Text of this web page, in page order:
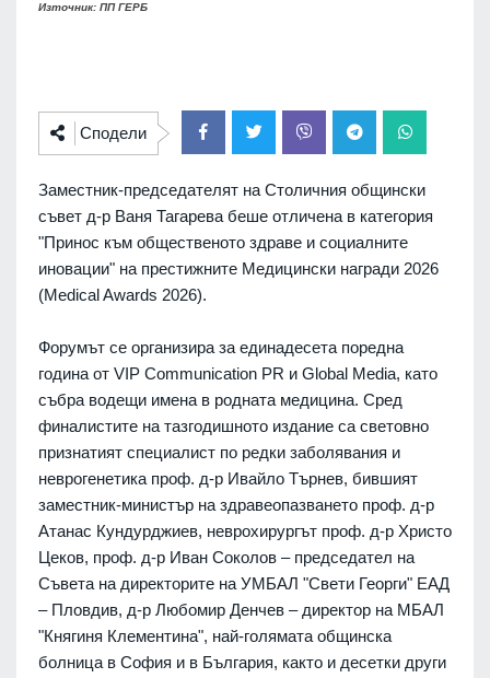
Източник: ПП ГЕРБ
Сподели
Заместник-председателят на Столичния общински
съвет д-р Ваня Тагарева беше отличена в категория
"Принос към общественото здраве и социалните
иновации" на престижните Медицински награди 2026
(Medical Awards 2026).
Форумът се организира за единадесета поредна
година от VIP Communication PR и Global Media, като
събра водещи имена в родната медицина. Сред
финалистите на тазгодишното издание са световно
признатият специалист по редки заболявания и
неврогенетика проф. д-р Ивайло Търнев, бившият
заместник-министър на здравеопазването проф. д-р
Атанас Кундурджиев, неврохирургът проф. д-р Христо
Цеков, проф. д-р Иван Соколов – председател на
Съвета на директорите на УМБАЛ "Свети Георги" ЕАД
– Пловдив, д-р Любомир Денчев – директор на МБАЛ
"Княгиня Клементина", най-голямата общинска
болница в София и в България, както и десетки други